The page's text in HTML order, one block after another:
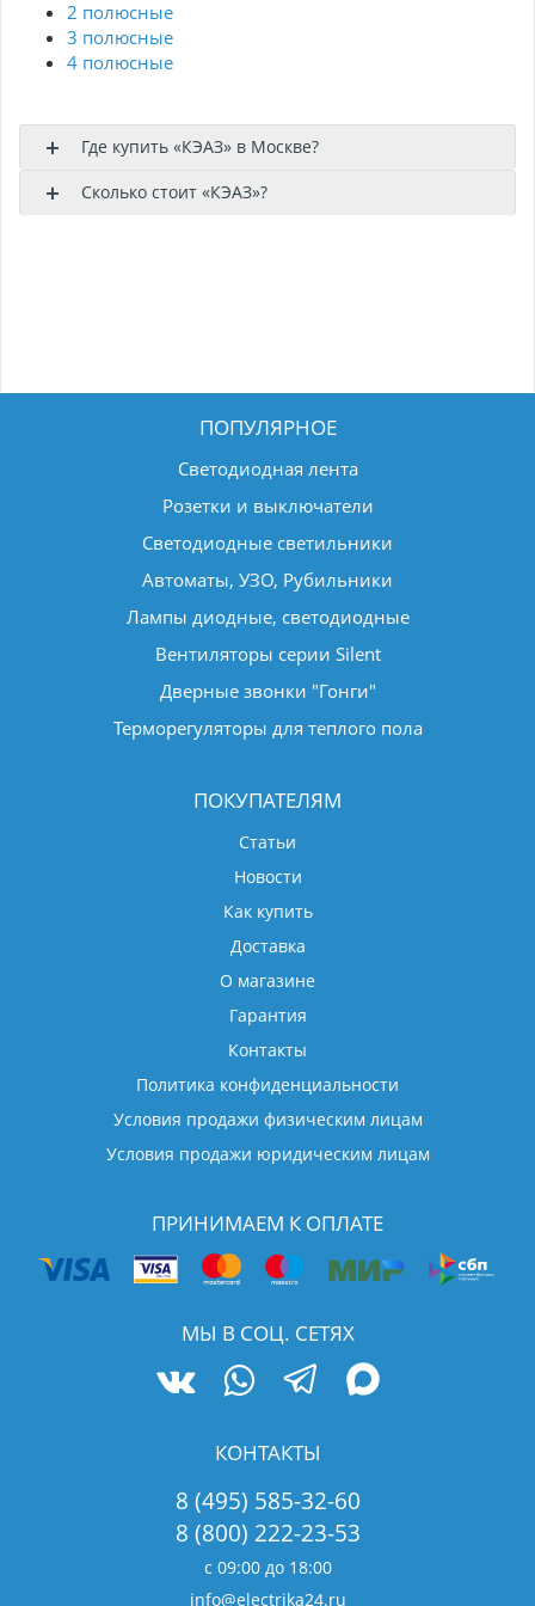
2 полюсные
3 полюсные
4 полюсные
Где купить «КЭАЗ» в Москве?
Сколько стоит «КЭАЗ»?
ПОПУЛЯРНОЕ
Светодиодная лента
Розетки и выключатели
Светодиодные светильники
Автоматы, УЗО, Рубильники
Лампы диодные, светодиодные
Вентиляторы серии Silent
Дверные звонки "Гонги"
Терморегуляторы для теплого пола
ПОКУПАТЕЛЯМ
Статьи
Новости
Как купить
Доставка
О магазине
Гарантия
Контакты
Политика конфиденциальности
Условия продажи физическим лицам
Условия продажи юридическим лицам
ПРИНИМАЕМ К ОПЛАТЕ
МЫ В СОЦ. СЕТЯХ
КОНТАКТЫ
8 (495) 585-32-60
8 (800) 222-23-53
с 09:00 до 18:00
info@electrika24.ru